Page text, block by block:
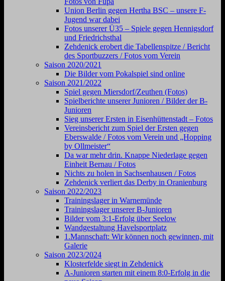
Union Berlin gegen Hertha BSC – unsere F-
Jugend war dabei
Fotos unserer Ü35 – Spiele gegen Hennigsdorf
und Friedrichsthal
Zehdenick erobert die Tabellenspitze / Bericht
des Sportbuzzers / Fotos vom Verein
Saison 2020/2021
Die Bilder vom Pokalspiel sind online
Saison 2021/2022
Spiel gegen Miersdorf/Zeuthen (Fotos)
Spielberichte unserer Junioren / Bilder der B-
Junioren
Sieg unserer Ersten in Eisenhüttenstadt – Fotos
Vereinsbericht zum Spiel der Ersten gegen
Eberswalde / Fotos vom Verein und „Hopping
by Ollmeister“
Da war mehr drin. Knappe Niederlage gegen
Einheit Bernau / Fotos
Nichts zu holen in Sachsenhausen / Fotos
Zehdenick verliert das Derby in Oranienburg
Saison 2022/2023
Trainingslager in Warnemünde
Trainingslager unserer B-Junioren
Bilder vom 3:1-Erfolg über Seelow
Wandgestaltung Havelsportplatz
1.Mannschaft: Wir können noch gewinnen, mit
Galerie
Saison 2023/2024
Klosterfelde siegt in Zehdenick
A-Junioren starten mit einem 8:0-Erfolg in die